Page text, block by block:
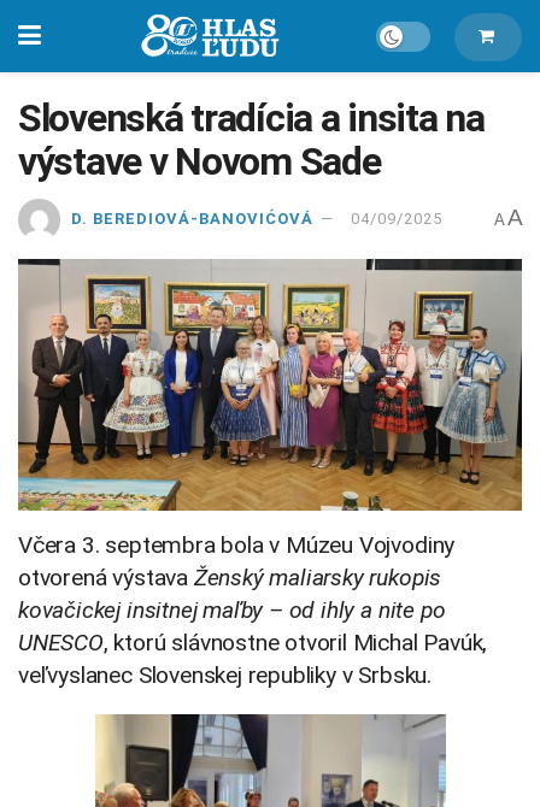
Slovenská tradícia a insita na
výstave v Novom Sade
D. BEREDIOVÁ-BANOVIĆOVÁ 04/09/2025 A A
Včera 3. septembra bola v Múzeu Vojvodiny
otvorená výstavaŽenský maliarsky rukopis
kovačickej insitnej maľby – od ihly a nite po
UNESCO, ktorú slávnostne otvoril Michal Pavúk,
veľvyslanec Slovenskej republiky v Srbsku.